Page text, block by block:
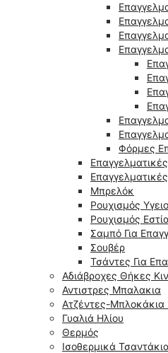
Φόρμες
Μπρελόκ
Ρουχισμός
Ρουχισμός
Σαμπό Για
Σουβέρ
Τσάντες Για
Αδιάβροχες Θήκες
Αντιστρες Μπαλακια
Ατζέντες-
Γυαλιά Ηλίου
Θερμός
Ισοθερμικά Τσαντάκια